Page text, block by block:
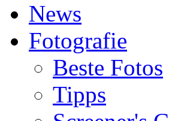
News
Fotografie
Beste Fotos
Tipps